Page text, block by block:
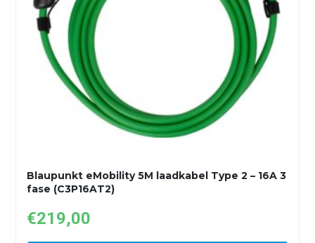
Blaupunkt eMobility 5M laadkabel Type 2 – 16A 3
fase (C3P16AT2)
€219,00